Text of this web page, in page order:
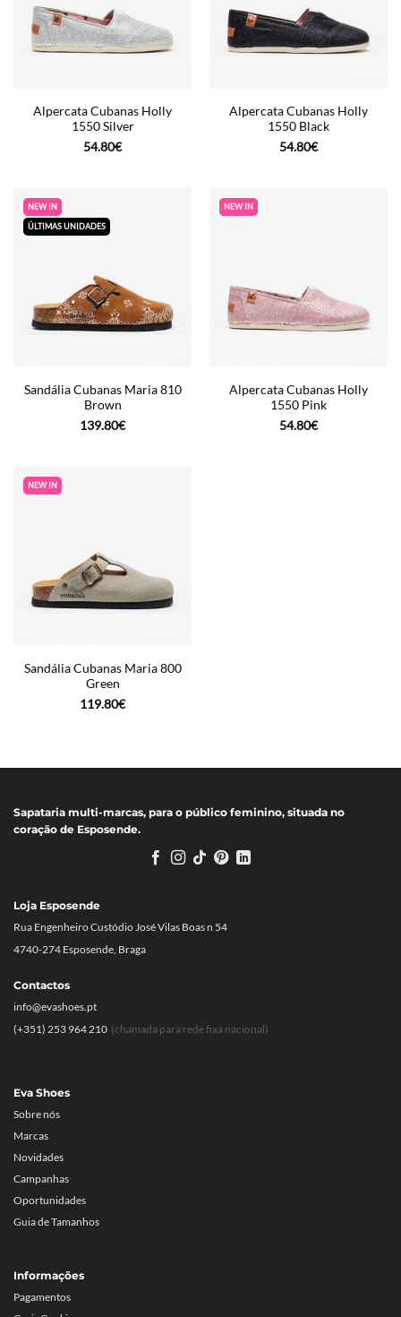
Alpercata Cubanas Holly
1550 Silver
54.80€
Alpercata Cubanas Holly
1550 Black
54.80€
NEW IN
ÚLTIMAS UNIDADES
Sandália Cubanas Maria 810
Brown
139.80€
NEW IN
Alpercata Cubanas Holly
1550 Pink
54.80€
NEW IN
Sandália Cubanas Maria 800
Green
119.80€
Sapataria multi-marcas, para o público feminino, situada no
coração de Esposende.
Eva Shoes
Sobre nós
Marcas
Novidades
Campanhas
Oportunidades
Guia de Tamanhos
Informações
Pagamentos
Loja Esposende
Rua Engenheiro Custódio José Vilas Boas n 54
4740-274 Esposende, Braga
Contactos
info@evashoes.pt
(+351) 253 964 210 (chamada para rede fixa nacional)